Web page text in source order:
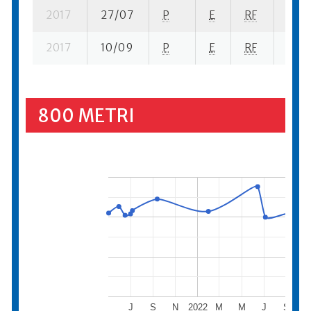
2017 27/07 P E RF
2017 10/09 P E RF
800 METRI
2022
J S N M M J S